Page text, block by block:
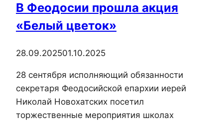
в
поход
Кизилташскому
Стефано-
Сурожскому
монастырю
В Феодосии прошла акция
«Белый цветок»
28.09.202501.10.2025
28 сентября исполняющий обязанности
секретаря Феодосийской епархии иерей
Николай Новохатских посетил
торжественные мероприятия школах